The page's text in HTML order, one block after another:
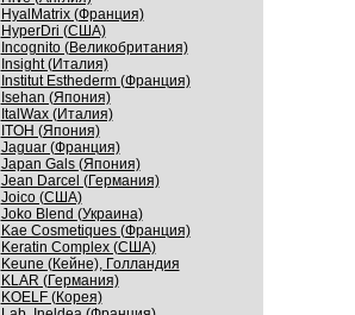
HyalMatrix (Франция)
HyperDri (США)
Incognito (Великобритания)
Insight (Италия)
Institut Esthederm (Франция)
Isehan (Япония)
ItalWax (Италия)
ITOH (Япония)
Jaguar (Франция)
Japan Gals (Япония)
Jean Darcel (Германия)
Joico (США)
Joko Blend (Украина)
Kaе Cosmеtiques (Франция)
Keratin Complex (США)
Keune (Кейне), Голландия
KLAR (Германия)
KOELF (Корея)